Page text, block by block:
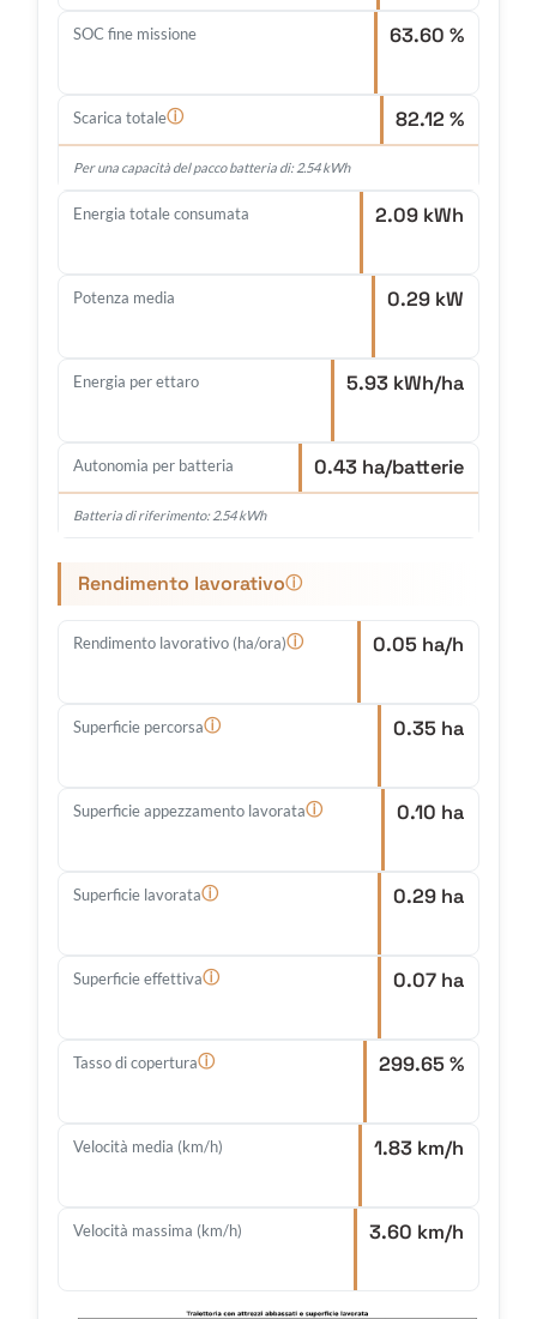
SOC fine missione 63.60 %
Scarica totaleⓘ 82.12 %
Per una capacità del pacco batteria di: 2.54 kWh
Energia totale consumata 2.09 kWh
Potenza media 0.29 kW
Energia per ettaro 5.93 kWh/ha
Autonomia per batteria 0.43 ha/batterie
Batteria di riferimento: 2.54 kWh
Rendimento lavorativoⓘ
Rendimento lavorativo (ha/ora)ⓘ 0.05 ha/h
Superficie percorsaⓘ 0.35 ha
Superficie appezzamento lavorataⓘ 0.10 ha
Superficie lavorataⓘ 0.29 ha
Superficie effettivaⓘ 0.07 ha
Tasso di coperturaⓘ 299.65 %
Velocità media (km/h) 1.83 km/h
Velocità massima (km/h) 3.60 km/h